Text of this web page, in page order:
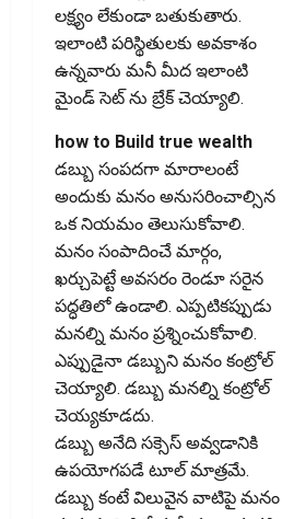
ల‌క్ష్యం లేకుండా బ‌తుకుతారు.
ఇలాంటి ప‌రిస్థితుల‌కు అవ‌కాశం
ఉన్న‌వారు మనీ మీద ఇలాంటి
మైండ్ సెట్ ను బ్రేక్ చెయ్యాలి.
how to Build true wealth
డ‌బ్బు సంప‌ద‌గా మారాలంటే
అందుకు మ‌నం అనుస‌రించాల్సిన
ఒక నియ‌మం తెలుసుకోవాలి.
మనం సంపాదించే మార్గం,
ఖర్చుపెట్టే అవసరం రెండూ సరైన
పద్ధ‌తిలో ఉండాలి. ఎప్పటికప్పుడు
మనల్ని మనం ప్రశ్నించుకోవాలి.
ఎప్పుడైనా డబ్బుని మనం కంట్రోల్
చెయ్యాలి. డబ్బు మనల్ని కంట్రోల్
చెయ్యకూడదు.
డబ్బు అనేది సక్సెస్ అవ్వడానికి
ఉపయోగపడే టూల్ మాత్రమే.
డబ్బు కంటే విలువైన వాటిపై మనం